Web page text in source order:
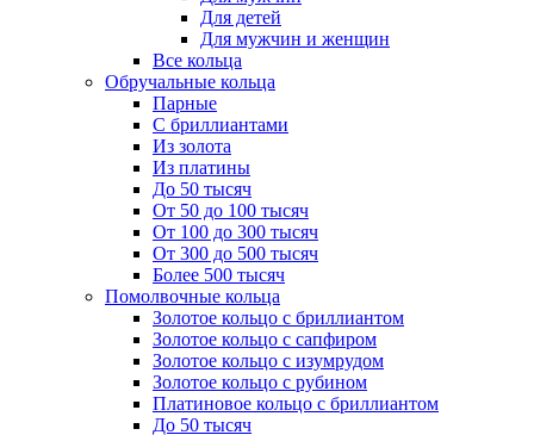
Для детей
Для мужчин и женщин
Все кольца
Обручальные кольца
Парные
С бриллиантами
Из золота
Из платины
До 50 тысяч
От 50 до 100 тысяч
От 100 до 300 тысяч
От 300 до 500 тысяч
Более 500 тысяч
Помолвочные кольца
Золотое кольцо с бриллиантом
Золотое кольцо с сапфиром
Золотое кольцо с изумрудом
Золотое кольцо с рубином
Платиновое кольцо с бриллиантом
До 50 тысяч